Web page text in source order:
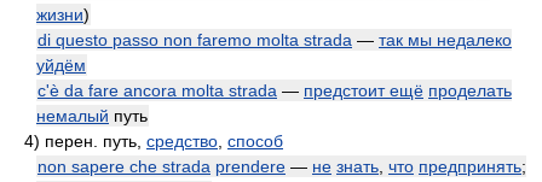
жизни)
di questo passo non faremo molta strada — так мы недалеко
уйдём
c'è da fare ancora molta strada — предстоит ещё проделать
немалый путь
4) перен. путь, средство способ
non sapere che strada prendere — не знать что предпринять;